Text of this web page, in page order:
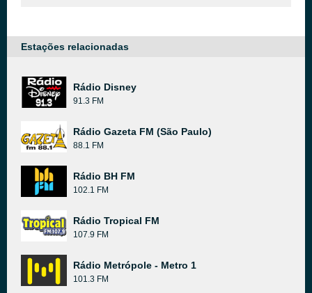
Estações relacionadas
Rádio Disney
91.3 FM
Rádio Gazeta FM (São Paulo)
88.1 FM
Rádio BH FM
102.1 FM
Rádio Tropical FM
107.9 FM
Rádio Metrópole - Metro 1
101.3 FM